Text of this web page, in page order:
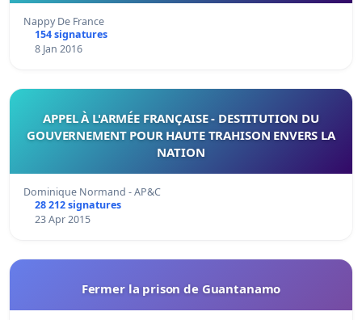
Nappy De France
154 signatures
8 Jan 2016
APPEL À L'ARMÉE FRANÇAISE - DESTITUTION DU
GOUVERNEMENT POUR HAUTE TRAHISON ENVERS LA
NATION
Dominique Normand - AP&C
28 212 signatures
23 Apr 2015
Fermer la prison de Guantanamo